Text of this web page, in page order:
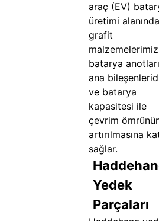
araç (EV)
üretimi alanında
grafit
batarya
ana
ve batarya
kapasitesi ile
çevrim
artırılmasına
sağlar.
Yedek
Parçaları